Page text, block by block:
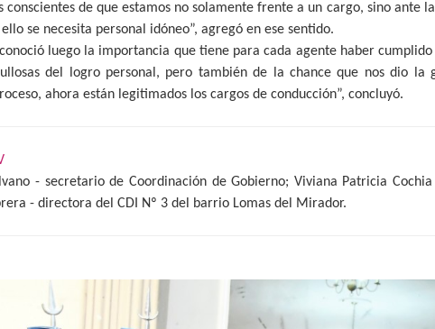
conscientes de que estamos no solamente frente a un cargo, sino ante
se necesita personal idóneo”, agregó en ese sentido.
luego la importancia que tiene para cada agente haber
del logro personal, pero también de la chance que nos dio la
ahora están legitimados los cargos de conducción”, concluyó.
- secretario de Coordinación de Gobierno; Viviana Patricia
- directora del CDI Nº 3 del barrio Lomas del Mirador.